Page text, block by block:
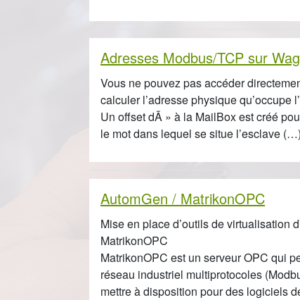
Adresses Modbus/TCP sur
Vous ne pouvez pas accéder
calculer l’adresse physique qu’occupe
Un offset dÃ » à la MailBox est créé
le mot dans lequel se situe l’esclave (…)
AutomGen / MatrikonOPC
Mise en place d’outils de virtualisation
MatrikonOPC
MatrikonOPC est un serveur OPC qui
réseau industriel multiprotocoles
mettre à disposition pour des logiciels